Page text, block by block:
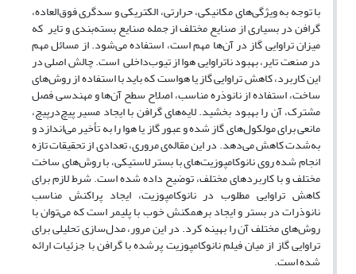
با توجه به ویژگی‌های مکانیکی، حرارتی، الکتریکی و سدگری فوق‌العاده،
گرافن در بسیاری از صنایع مختلف از جمله صنایع بسته‌بندی و تایر که
میزان تراوایی گاز در آن‌ها مهم است، استفاده می‌شود. از مسائل مهم
در صنعت تایر، بهبود ناتراوایی هوا از تیوب‌داخلی است. چالش اصلی در
این کاربرد، کاهش تراوایی گاز یا هواست که باید با استفاده از روش‌های
ساخت، استفاده از نانوذره مناسب، اصلاح سطح آن‌ها و مهندسی فصل
مشترک، آن را بهبود بخشید. لایه‌های گرافن با ایجاد مسیر پیچ‌درپیچ،
مانعی برای مولکول‌های گاز شده و عبور گاز یا هوا را به تأخیر می‌اندازد و
به‌شدت کاهش می‌دهد. در این مقاله‌ی مروری، تعدادی از تحقیقات تازه
انجام شده روی نانوکامپوزیت‌های با بستر لاستیکی، با روش‌های ساخت
مختلف و با کاربردهای مختلف، توضیح داده شده است. شرط لازم برای
کاهش تراوایی مطلوب در نانوکامپوزیت، ایجاد پراکنش مناسب
نانوذرات در بستر و ایجاد برهمکنش خوب با پلیمر است که می‌توان با
روش‌های مختلف آن را بهینه کرد. در این مرور، مدل‌سازی تحلیلی برای
تراوایی گاز از میان فیلم نانوکامپوزیت پرشده با گرافن با جزئیات ارائه
شده است.